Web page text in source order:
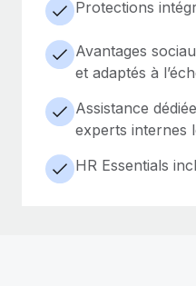
Protections
Avantages
et adaptés à
Assistance
experts internes
HR Essentials